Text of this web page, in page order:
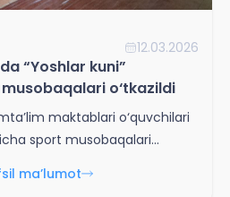
12.03.2026
“Yoshlar kuni”
o‘tkazildi
maktablari o‘quvchilari
sport musobaqalari
ma’lumot